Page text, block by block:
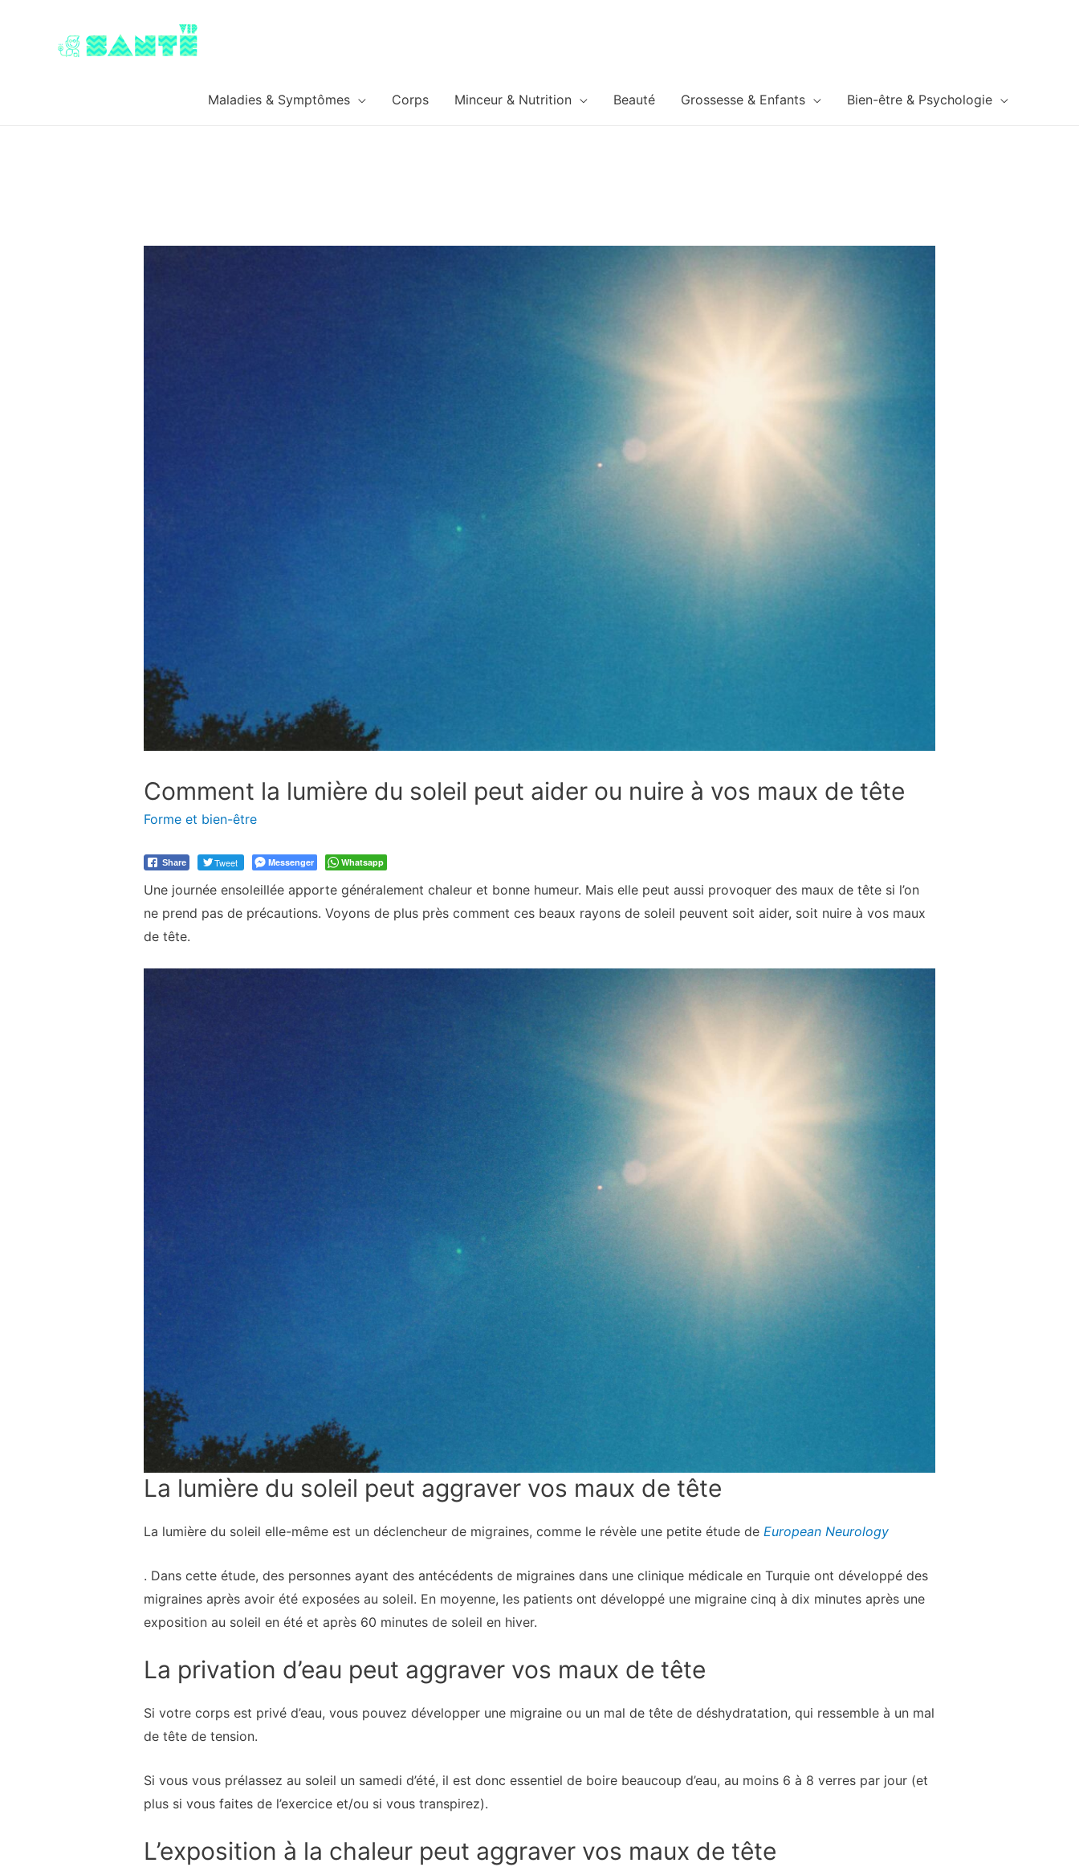
Maladies & Symptômes Corps Minceur & Nutrition Beauté Grossesse & Enfants Bien-être & Psychologie
Comment la lumière du soleil peut aider ou nuire à vos maux de tête
Forme et bien-être
Share Tweet Messenger Whatsapp
Une journée ensoleillée apporte généralement chaleur et bonne humeur. Mais elle peut aussi provoquer des maux de tête si l’on
ne prend pas de précautions. Voyons de plus près comment ces beaux rayons de soleil peuvent soit aider, soit nuire à vos maux
de tête.
La lumière du soleil peut aggraver vos maux de tête
La lumière du soleil elle-même est un déclencheur de migraines, comme le révèle une petite étude de European Neurology
. Dans cette étude, des personnes ayant des antécédents de migraines dans une clinique médicale en Turquie ont développé des
migraines après avoir été exposées au soleil. En moyenne, les patients ont développé une migraine cinq à dix minutes après une
exposition au soleil en été et après 60 minutes de soleil en hiver.
La privation d’eau peut aggraver vos maux de tête
Si votre corps est privé d’eau, vous pouvez développer une migraine ou un mal de tête de déshydratation, qui ressemble à un mal
de tête de tension.
Si vous vous prélassez au soleil un samedi d’été, il est donc essentiel de boire beaucoup d’eau, au moins 6 à 8 verres par jour (et
plus si vous faites de l’exercice et/ou si vous transpirez).
L’exposition à la chaleur peut aggraver vos maux de tête